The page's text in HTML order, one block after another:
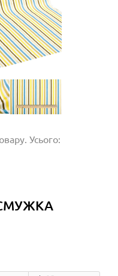
Усього:
СМУЖКА